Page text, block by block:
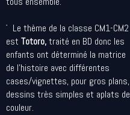
Le thème de la classe CM1-CM2
est Totoro,traité en BD donc les
enfants ont déterminé la matrice
de l'histoire avec différentes
cases/vignettes, pour gros plans,
dessins très simples et aplats de
couleur.